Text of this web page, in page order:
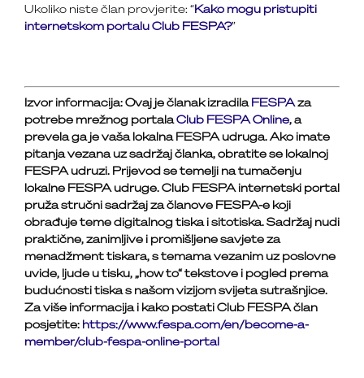
Ukoliko niste član provjerite: “Kako mogu pristupiti
internetskom portalu Club FESPA?”
Izvor informacija: Ovaj je članak izradilaFESPAza
potrebe mrežnog portalaClub FESPA Online, a
prevela ga je vaša lokalna FESPA udruga. Ako imate
pitanja vezana uz sadržaj članka, obratite se lokalnoj
FESPA udruzi. Prijevod se temelji na tumačenju
lokalne FESPA udruge. Club FESPA internetski portal
pruža stručni sadržaj za članove FESPA-e koji
obrađuje teme digitalnog tiska i sitotiska. Sadržaj nudi
praktične, zanimljive i promišljene savjete za
menadžment tiskara, s temama vezanim uz poslovne
uvide, ljude u tisku, „how to“ tekstove i pogled prema
budućnosti tiska s našom vizijom svijeta sutrašnjice.
Za više informacija i kako postati Club FESPA član
posjetite: https://www.fespa.com/en/become-a-
member/club-fespa-online-portal